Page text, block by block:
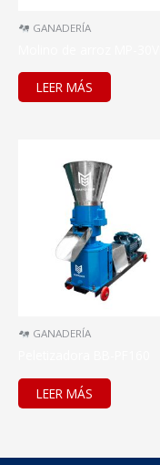
GANADERÍA
LEER MÁS
GANADERÍA
LEER MÁS